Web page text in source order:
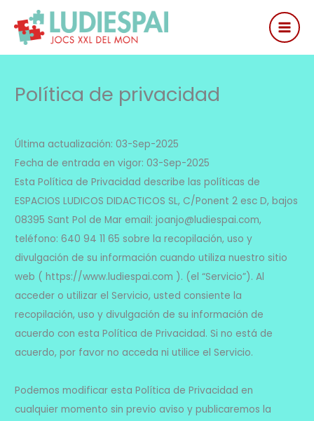
contenido
Política de privacidad
Última actualización: 03-Sep-2025
Fecha de entrada en vigor: 03-Sep-2025
Esta Política de Privacidad describe las políticas de
ESPACIOS LUDICOS DIDACTICOS SL, C/Ponent 2 esc D, bajos
08395 Sant Pol de Mar email: joanjo@ludiespai.com,
teléfono: 640 94 11 65 sobre la recopilación, uso y
divulgación de su información cuando utiliza nuestro sitio
web ( https://www.ludiespai.com ). (el “Servicio”). Al
acceder o utilizar el Servicio, usted consiente la
recopilación, uso y divulgación de su información de
acuerdo con esta Política de Privacidad. Si no está de
acuerdo, por favor no acceda ni utilice el Servicio.
Podemos modificar esta Política de Privacidad en
cualquier momento sin previo aviso y publicaremos la